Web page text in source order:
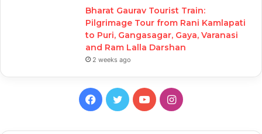
Bharat Gaurav Tourist Train:
Pilgrimage Tour from Rani Kamlapati
to Puri, Gangasagar, Gaya, Varanasi
and Ram Lalla Darshan
2 weeks ago
Facebook
TwitterYouTubeInstagram